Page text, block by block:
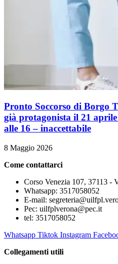
Pronto Soccorso di Borgo
già protagonista il 21
alle 16 – inaccettabile
8 Maggio 2026
Come contattarci
Corso Venezia 107, 37113 -
Whatsapp: 3517058052
E-mail:
Pec: uilfplverona@pec.it
tel: 3517058052
Whatsapp Tiktok Instagram
Collegamenti utili